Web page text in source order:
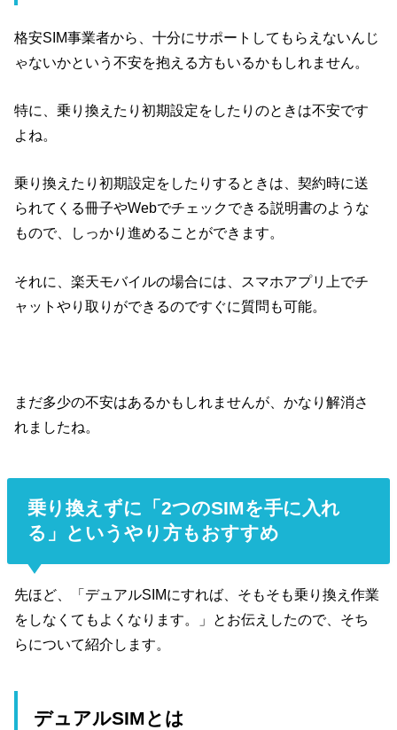
格安SIM事業者から、十分にサポートしてもらえないんじ
ゃないかという不安を抱える方もいるかもしれません。
特に、乗り換えたり初期設定をしたりのときは不安です
よね。
乗り換えたり初期設定をしたりするときは、契約時に送
られてくる冊子やWebでチェックできる説明書のような
もので、しっかり進めることができます。
それに、楽天モバイルの場合には、スマホアプリ上でチ
ャットやり取りができるのですぐに質問も可能。
まだ多少の不安はあるかもしれませんが、かなり解消さ
れましたね。
乗り換えずに「2つのSIMを手に入れ
る」というやり方もおすすめ
先ほど、「デュアルSIMにすれば、そもそも乗り換え作業
をしなくてもよくなります。」とお伝えしたので、そち
らについて紹介します。
デュアルSIMとは